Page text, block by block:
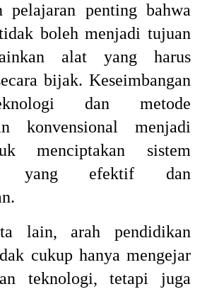
pelajaran penting bahwa
boleh menjadi tujuan
alat yang harus
bijak. Keseimbangan
dan metode
konvensional menjadi
menciptakan sistem
yang efektif dan
lain, arah pendidikan
cukup hanya mengejar
teknologi, tetapi juga